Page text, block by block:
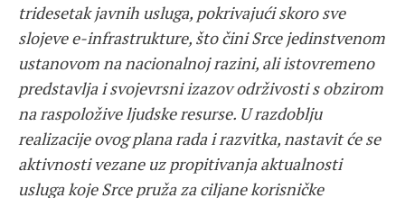
tridesetak javnih usluga, pokrivajući skoro sve
slojeve e-infrastrukture, što čini Srce jedinstvenom
ustanovom na nacionalnoj razini, ali istovremeno
predstavlja i svojevrsni izazov održivosti s obzirom
na raspoložive ljudske resurse. U razdoblju
realizacije ovog plana rada i razvitka, nastavit će se
aktivnosti vezane uz propitivanja aktualnosti
usluga koje Srce pruža za ciljane korisničke